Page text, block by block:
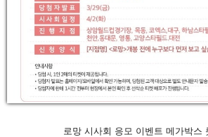
로망 시사회 응모 이벤트 메가박스